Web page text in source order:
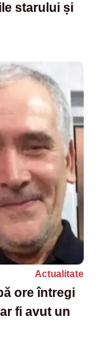
starului și
Actualitate
ore întregi
fi avut un